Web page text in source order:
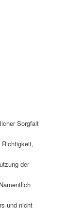
Sorgfalt
Richtigkeit,
der
und nicht